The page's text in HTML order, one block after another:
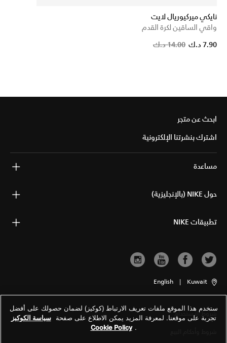
نايكي ميركيوريال لايت
واقي الساقين لكرة القدم
14.00 د.ك 7.90 د.ك
ابحث عن متجر
اشترك بنشرتنا الإلكترونية
مساعدة
حول NIKE (بالإنجليزية)
تطبيقات NIKE
Kuwait
|
English
شروط الاستخدام
ستخدم هذا الموقع ملفات تعريف الارتباط (كوكيز) لضمان حصولك على أفضل
تجربة على موقعنا. لمعرفة المزيد يمكن الاطلاع على صفحة سياسة الكوكيز
.
Cookie Policy